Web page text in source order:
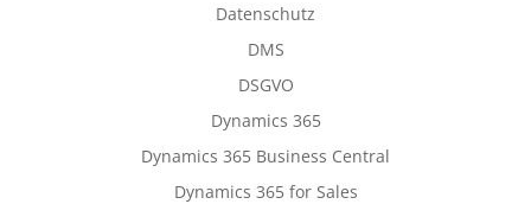
Datenschutz
DMS
DSGVO
Dynamics 365
Dynamics 365 Business Central
Dynamics 365 for Sales